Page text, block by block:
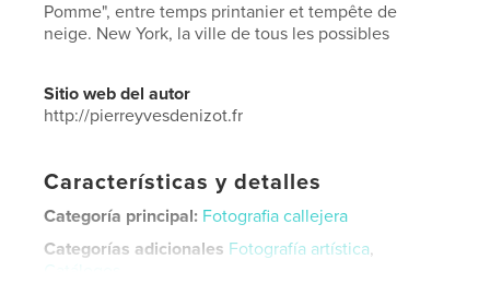
Pomme", entre temps printanier et tempête de
neige. New York, la ville de tous les possibles
Sitio web del autor
http://pierreyvesdenizot.fr
Características y detalles
Categoría principal: Fotografia callejera
Categorías adicionales Fotografía artística,
Catálogos